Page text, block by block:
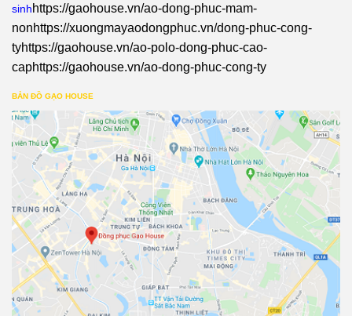
sinhhttps://gaohouse.vn/ao-dong-phuc-mam-
nonhttps://xuongmayaodongphuc.vn/dong-phuc-cong-
tyhttps://gaohouse.vn/ao-polo-dong-phuc-cao-
caphttps://gaohouse.vn/ao-dong-phuc-cong-ty
BẢN ĐỒ GẠO HOUSE